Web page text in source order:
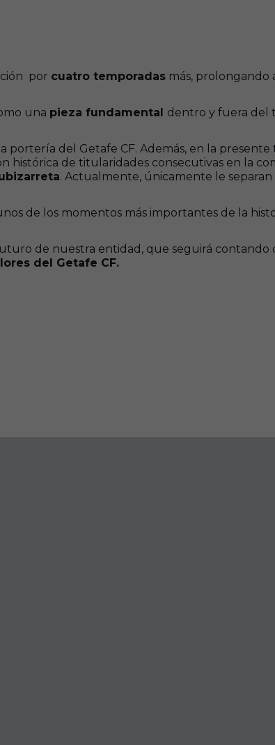
por cuatro temporadas más, prolongando
una pieza fundamental dentro y fuera del
portería del Getafe CF. Además, en la presente
histórica de titularidades consecutivas en la
. Actualmente, únicamente le
de los momentos más importantes de la
de nuestra entidad, que seguirá
del Getafe CF.